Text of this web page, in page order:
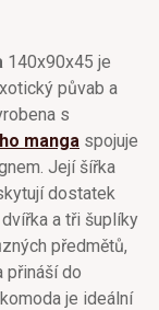
140x90x45 je
půvab a
s
manga spojuje
Její šířka
dostatek
a tři šuplíky
předmětů,
přináší do
je ideální